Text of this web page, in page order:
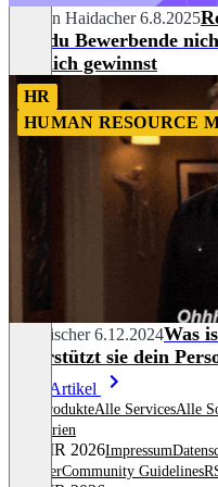
Severin Haidacher 6.8.2025
Wie du Bewerbende
wirklich gewinnst
HR
HUMAN RESOURCE
Tim Fischer 6.12.2024Was
unterstützt sie dein
Mehr Artikel
Alle ProdukteAlle ServicesAlle
Kategorien
© OMR 2026Impressum
AnbieterCommunity Guidelines